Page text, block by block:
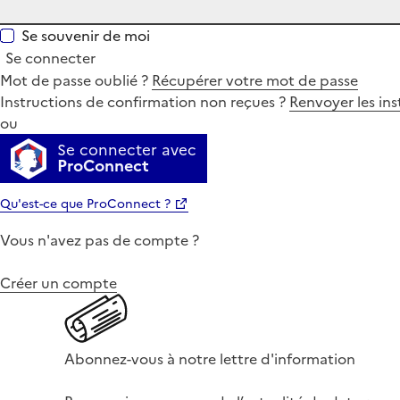
Se souvenir de moi
Se connecter
Mot de passe oublié ? Récupérer votre mot de passe
Instructions de confirmation non reçues ? Renvoyer les
ou
Se connecter avec
ProConnect
Qu'est-ce que ProConnect ?
Vous n'avez pas de compte ?
Créer un compte
Abonnez-vous à notre lettre d'information